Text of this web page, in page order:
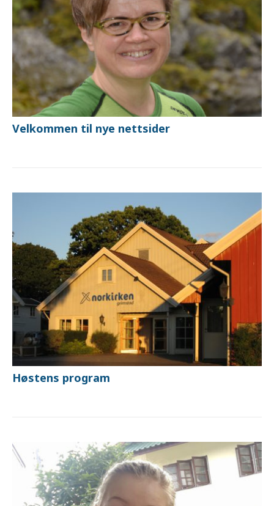
Velkommen til nye nettsider
Høstens program